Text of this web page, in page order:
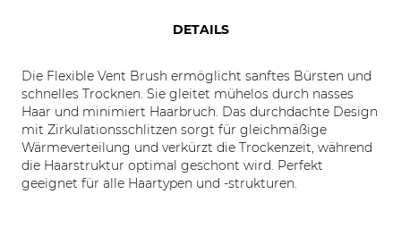
DETAILS
Die Flexible Vent Brush ermöglicht sanftes Bürsten und
schnelles Trocknen. Sie gleitet mühelos durch nasses
Haar und minimiert Haarbruch. Das durchdachte Design
mit Zirkulationsschlitzen sorgt für gleichmäßige
Wärmeverteilung und verkürzt die Trockenzeit, während
die Haarstruktur optimal geschont wird. Perfekt
geeignet für alle Haartypen und -strukturen.